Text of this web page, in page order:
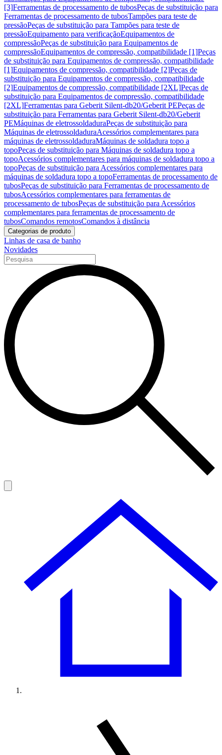
[3]Ferramentas de processamento de tubosPeças de substituição para
Ferramentas de processamento de tubosTampões para teste de
pressãoPeças de substituição para Tampões para teste de
pressãoEquipamento para verificaçãoEquipamentos de
compressãoPeças de substituição para Equipamentos de
compressãoEquipamentos de compressão, compatibilidade [1]Peças
de substituição para Equipamentos de compressão, compatibilidade
[1]Equipamentos de compressão, compatibilidade [2]Peças de
substituição para Equipamentos de compressão, compatibilidade
[2]Equipamentos de compressão, compatibilidade [2XL]Peças de
substituição para Equipamentos de compressão, compatibilidade
[2XL]Ferramentas para Geberit Silent-db20/Geberit PEPeças de
substituição para Ferramentas para Geberit Silent-db20/Geberit
PEMáquinas de eletrossoldaduraPeças de substituição para
Máquinas de eletrossoldaduraAcessórios complementares para
máquinas de eletrossoldaduraMáquinas de soldadura topo a
topoPeças de substituição para Máquinas de soldadura topo a
topoAcessórios complementares para máquinas de soldadura topo a
topoPeças de substituição para Acessórios complementares para
máquinas de soldadura topo a topoFerramentas de processamento de
tubosPeças de substituição para Ferramentas de processamento de
tubosAcessórios complementares para ferramentas de
processamento de tubosPeças de substituição para Acessórios
complementares para ferramentas de processamento de
tubosComandos remotosComandos à distância
Categorias de produto
Linhas de casa de banho
Novidades